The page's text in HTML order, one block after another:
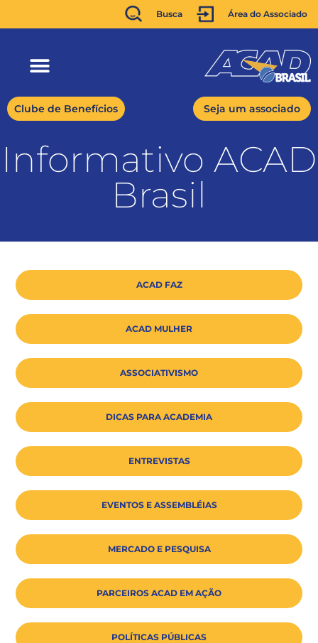
Busca Área do Associado
Clube de Benefícios Seja um associado
Informativo ACAD
Brasil
ACAD FAZ
ACAD MULHER
ASSOCIATIVISMO
DICAS PARA ACADEMIA
ENTREVISTAS
EVENTOS E ASSEMBLÉIAS
MERCADO E PESQUISA
PARCEIROS ACAD EM AÇÃO
POLÍTICAS PÚBLICAS